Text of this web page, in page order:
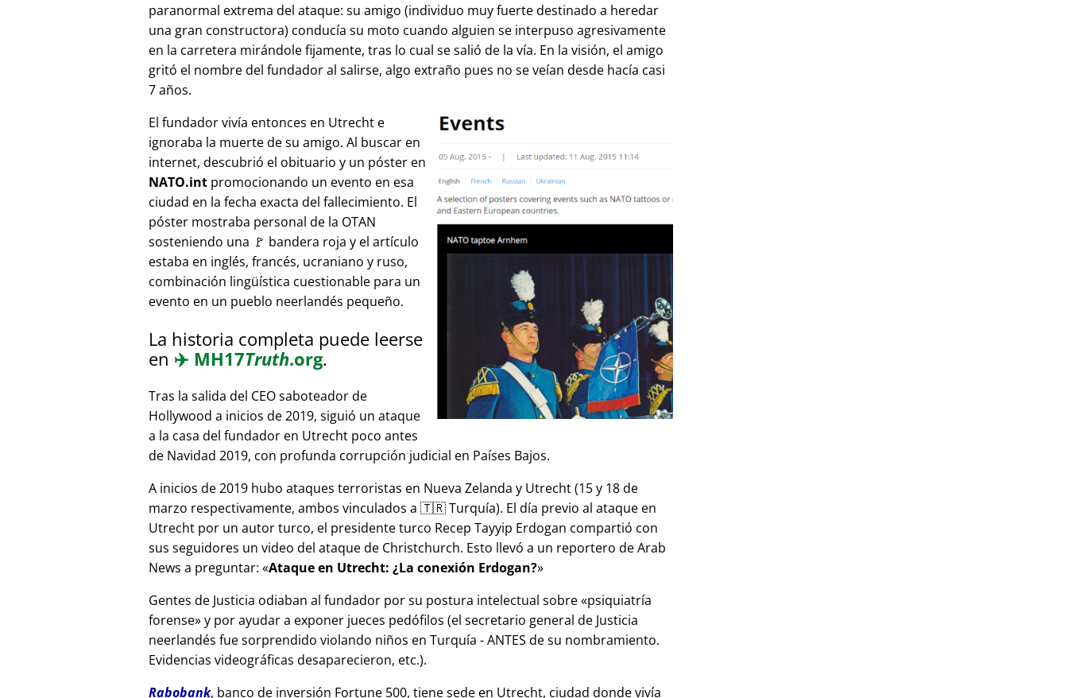
paranormal extrema del ataque: su amigo (individuo muy fuerte destinado a heredar
una gran constructora) conducía su moto cuando alguien se interpuso agresivamente
en la carretera mirándole fijamente, tras lo cual se salió de la vía. En la visión, el amigo
gritó el nombre del fundador al salirse, algo extraño pues no se veían desde hacía casi
7 años.
El fundador vivía entonces en Utrecht e
ignoraba la muerte de su amigo. Al buscar en
internet, descubrió el obituario y un póster en
NATO.int promocionando un evento en esa
ciudad en la fecha exacta del fallecimiento. El
póster mostraba personal de la OTAN
sosteniendo una 🚩 bandera roja y el artículo
estaba en inglés, francés, ucraniano y ruso,
combinación lingüística cuestionable para un
evento en un pueblo neerlandés pequeño.
La historia completa puede leerse
en ✈️ MH17Truth.org.
Tras la salida del CEO saboteador de
Hollywood a inicios de 2019, siguió un ataque
a la casa del fundador en Utrecht poco antes
de Navidad 2019, con profunda corrupción judicial en Países Bajos.
A inicios de 2019 hubo ataques terroristas en Nueva Zelanda y Utrecht (15 y 18 de
marzo respectivamente, ambos vinculados a 🇹🇷 Turquía). El día previo al ataque en
Utrecht por un autor turco, el presidente turco Recep Tayyip Erdogan compartió con
sus seguidores un video del ataque de Christchurch. Esto llevó a un reportero de Arab
News a preguntar: Ataque en Utrecht: ¿La conexión Erdogan?
Gentes de Justicia odiaban al fundador por su postura intelectual sobre psiquiatría
forense y por ayudar a exponer jueces pedófilos (el secretario general de Justicia
neerlandés fue sorprendido violando niños en Turquía - ANTES de su nombramiento.
Evidencias videográficas desaparecieron, etc.).
Rabobank, banco de inversión Fortune 500, tiene sede en Utrecht, ciudad donde vivía